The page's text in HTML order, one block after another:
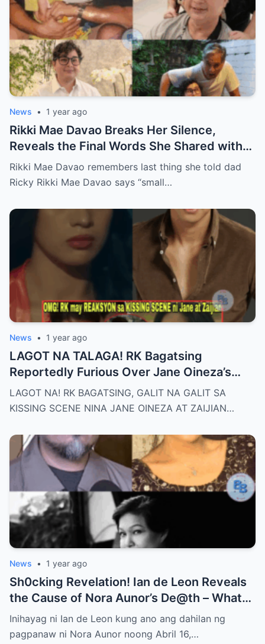
News • 1 year ago
Rikki Mae Davao Breaks Her Silence,
Reveals the Final Words She Shared with
Her Father Ricky Davao Before His Passing
— A Tearful Memory That Continues to
Message Behind Their Last Conversation
Rikki Mae Davao remembers last thing she told dad
Ricky Rikki Mae Davao says “small…
News • 1 year ago
LAGOT NA TALAGA! RK Bagatsing
Reportedly Furious Over Jane Oineza’s
Ki$$ing Scene with Zaijian Jaranilla —
Tension Rises Behind the Scenes as Fans
Line for the Real-Life Couple?
LAGOT NA! RK BAGATSING, GALIT NA GALIT SA
KISSING SCENE NINA JANE OINEZA AT ZAIJIAN…
News • 1 year ago
Sh0cking Revelation! Ian de Leon Reveals
the Cause of Nora Aunor’s De@th – What
Hidden Truth Lies Behind the Passing of a
Legend?
Inihayag ni Ian de Leon kung ano ang dahilan ng
pagpanaw ni Nora Aunor noong Abril 16,…